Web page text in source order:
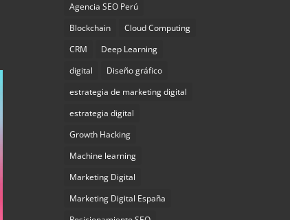
Agencia SEO Perú
Blockchain
Cloud Computing
CRM
Deep Learning
digital
Diseño gráfico
estrategia de marketing digital
estrategia digital
Growth Hacking
Machine learning
Marketing Digital
Marketing Digital España